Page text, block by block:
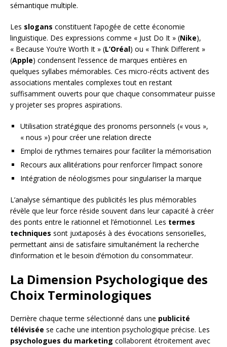
sémantique multiple.
Les slogans constituent l’apogée de cette économie
linguistique. Des expressions comme « Just Do It » (Nike),
« Because You’re Worth It » (L’Oréal) ou « Think Different »
(Apple) condensent l’essence de marques entières en
quelques syllabes mémorables. Ces micro-récits activent des
associations mentales complexes tout en restant
suffisamment ouverts pour que chaque consommateur puisse
y projeter ses propres aspirations.
Utilisation stratégique des pronoms personnels (« vous »,
« nous ») pour créer une relation directe
Emploi de rythmes ternaires pour faciliter la mémorisation
Recours aux allitérations pour renforcer l’impact sonore
Intégration de néologismes pour singulariser la marque
L’analyse sémantique des publicités les plus mémorables
révèle que leur force réside souvent dans leur capacité à créer
des ponts entre le rationnel et l’émotionnel. Les termes
techniques sont juxtaposés à des évocations sensorielles,
permettant ainsi de satisfaire simultanément la recherche
d’information et le besoin d’émotion du consommateur.
La Dimension Psychologique des
Choix Terminologiques
Derrière chaque terme sélectionné dans une publicité
télévisée se cache une intention psychologique précise. Les
psychologues du marketing collaborent étroitement avec